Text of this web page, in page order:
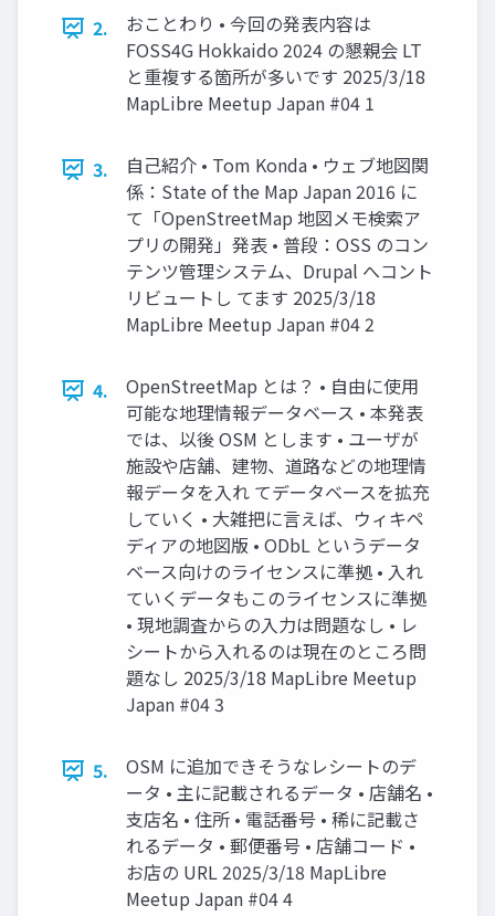
2.
おことわり • 今回の発表内容は
FOSS4G Hokkaido 2024 の懇親会 LT
と重複する箇所が多いです 2025/3/18
MapLibre Meetup Japan #04 1
3.
自己紹介 • Tom Konda • ウェブ地図関
係：State of the Map Japan 2016 に
て「OpenStreetMap 地図メモ検索ア
プリの開発」発表 • 普段：OSS のコン
テンツ管理システム、Drupal へコント
リビュートし てます 2025/3/18
MapLibre Meetup Japan #04 2
4.
OpenStreetMap とは？ • 自由に使用
可能な地理情報データベース • 本発表
では、以後 OSM とします • ユーザが
施設や店舗、建物、道路などの地理情
報データを入れ てデータベースを拡充
していく • 大雑把に言えば、ウィキペ
ディアの地図版 • ODbL というデータ
ベース向けのライセンスに準拠 • 入れ
ていくデータもこのライセンスに準拠
• 現地調査からの入力は問題なし • レ
シートから入れるのは現在のところ問
題なし 2025/3/18 MapLibre Meetup
Japan #04 3
5.
OSM に追加できそうなレシートのデ
ータ • 主に記載されるデータ • 店舗名 •
支店名 • 住所 • 電話番号 • 稀に記載さ
れるデータ • 郵便番号 • 店舗コード •
お店の URL 2025/3/18 MapLibre
Meetup Japan #04 4